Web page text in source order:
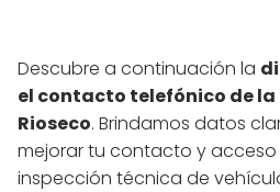
Descubre a continuación la
el contacto telefónico de la
Rioseco. Brindamos datos
mejorar tu contacto y
inspección técnica de